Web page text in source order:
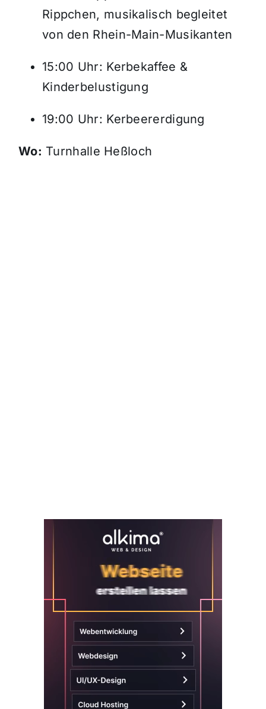
Rippchen, musikalisch begleitet
von den Rhein-Main-Musikanten
15:00 Uhr: Kerbekaffee &
Kinderbelustigung
19:00 Uhr: Kerbeererdigung
Wo: Turnhalle Heßloch